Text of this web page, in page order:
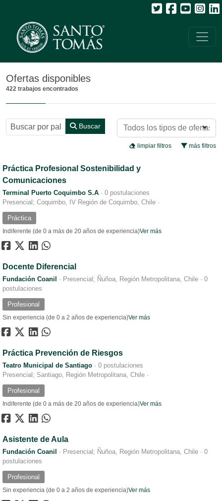
Ofertas disponibles
422 trabajos encontrados
Buscar
más filtros
limpiar filtros
Práctica Profesional Sostenibilidad y
Comunicaciones
Terminal Puerto Coquimbo S.A ·
Presencial; Coquimbo, IV Región de Coquimbo, Chile ·
0 postulaciones
Práctica
Indiferente (de 0 a más de 20 años de experiencia)Ver más
Docente Diferencial
Fundación Coanil · Presencial; Ñuñoa, Región Metropolitana, Chile · 0
postulaciones
Profesional
Sin experiencia (de 0 a 2 años de experiencia)Ver más
Práctica Prevención de Riesgos
Teatro Municipal de Santiago ·
Presencial; Santiago, Región Metropolitana, Chile ·
0 postulaciones
Profesional
Indiferente (de 0 a más de 20 años de experiencia)Ver más
Asistente de Aula
Fundación Coanil · Presencial; Ñuñoa, Región Metropolitana, Chile · 0
postulaciones
Profesional
Sin experiencia (de 0 a 2 años de experiencia)Ver más